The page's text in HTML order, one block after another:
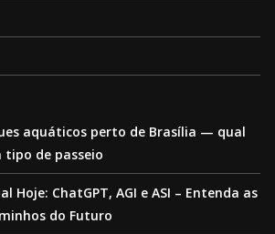
aquáticos perto de Brasília — qual
tipo de passeio
Hoje: ChatGPT, AGI e ASI – Entenda as
do Futuro